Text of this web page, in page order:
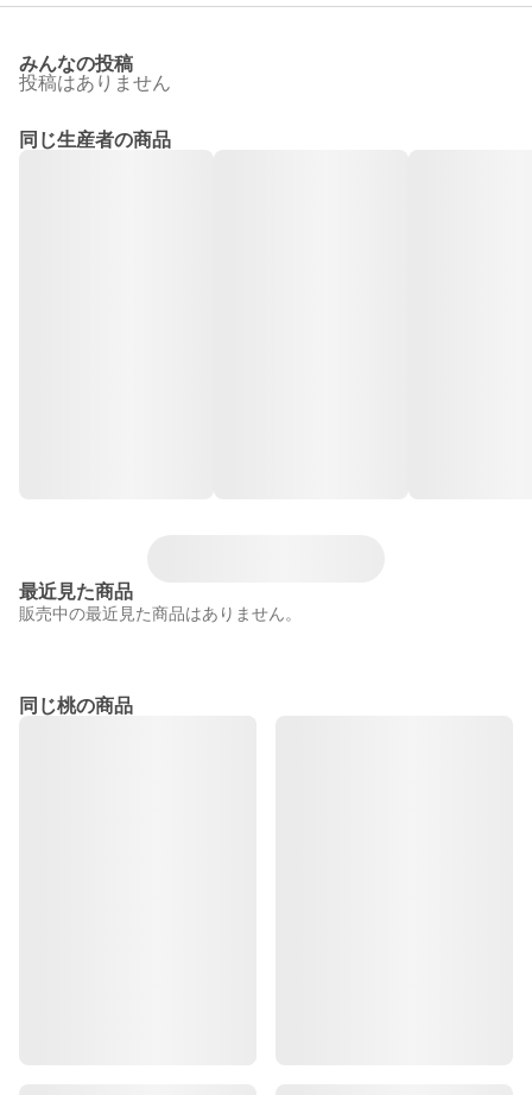
みんなの投稿
投稿はありません
同じ生産者の商品
最近見た商品
販売中の最近見た商品はありません。
同じ桃の商品